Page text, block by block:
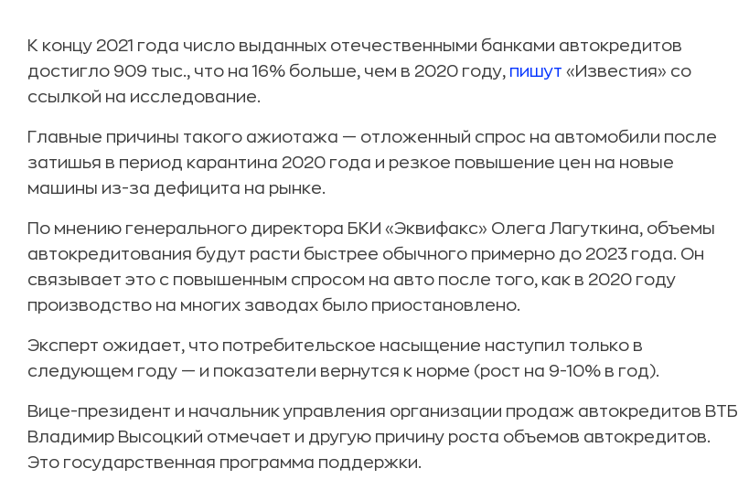
К концу 2021 года число выданных отечественными банками автокредитов
достигло 909 тыс., что на 16% больше, чем в 2020 году, пишут «Известия» со
ссылкой на исследование.
Главные причины такого ажиотажа — отложенный спрос на автомобили после
затишья в период карантина 2020 года и резкое повышение цен на новые
машины из-за дефицита на рынке.
По мнению генерального директора БКИ «Эквифакс» Олега Лагуткина, объемы
автокредитования будут расти быстрее обычного примерно до 2023 года. Он
связывает это с повышенным спросом на авто после того, как в 2020 году
производство на многих заводах было приостановлено.
Эксперт ожидает, что потребительское насыщение наступил только в
следующем году — и показатели вернутся к норме (рост на 9-10% в год).
Вице-президент и начальник управления организации продаж автокредитов ВТБ
Владимир Высоцкий отмечает и другую причину роста объемов автокредитов.
Это государственная программа поддержки.